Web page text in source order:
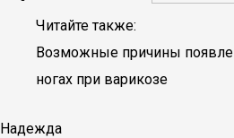
Читайте также:
Возможные причины
ногах при варикозе
Надежда